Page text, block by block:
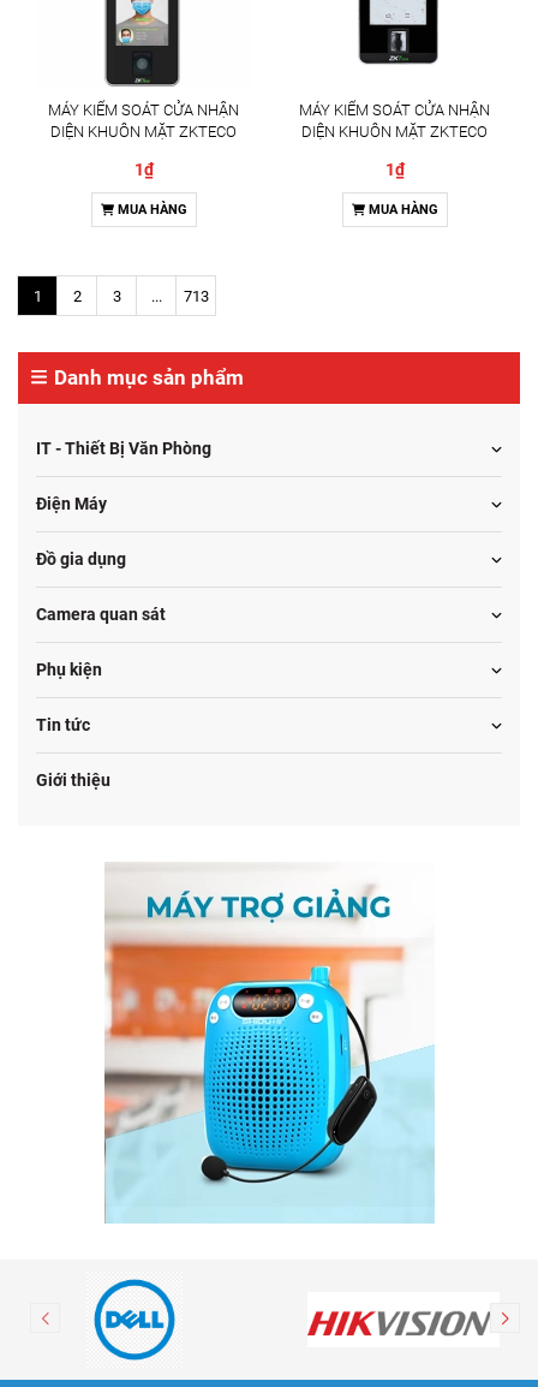
Danh mục sản phẩm
IT - Thiết Bị Văn Phòng
Điện Máy
Đồ gia dụng
Camera quan sát
Phụ kiện
Tin tức
Giới thiệu
MÁY KIỂM SOÁT CỬA NHẬN
DIỆN KHUÔN MẶT ZKTECO
PHÁP KIỂM SOÁT RA VÀO TÍCH
HỢP ĐO THÂN NHIỆT AI
1₫
MUA HÀNG
MÁY KIỂM SOÁT CỬA NHẬN
DIỆN KHUÔN MẶT ZKTECO
KIỂM SOÁT RA VÀO THÔNG
MINH
1₫
MUA HÀNG
1 2 3 ... 713